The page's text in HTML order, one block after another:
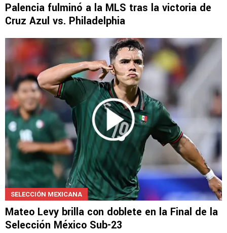
Palencia fulminó a la MLS tras la victoria de
Cruz Azul vs. Philadelphia
SELECCIÓN MEXICANA
Mateo Levy brilla con doblete en la Final de la
Selección México Sub-23